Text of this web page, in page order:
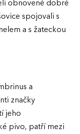
obnovené dobré
spojovali s
a s žateckou
a
značky
jeho
pivo, patří mezi